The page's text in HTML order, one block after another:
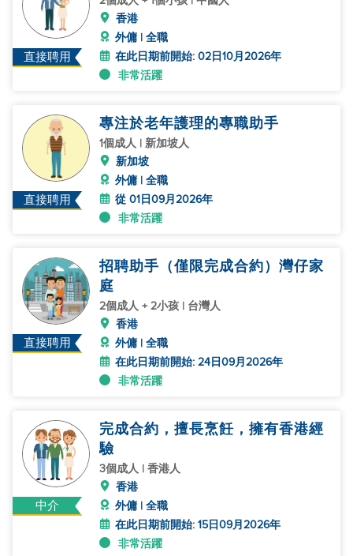
直接聘用
香港
外傭 | 全職
在此日期前開始: 02日10月2026年
非常活躍
直接聘用
專注於老年護理的專職助手
1個成人 | 新加坡人
新加坡
外傭 | 全職
從 01日09月2026年
非常活躍
直接聘用
招聘助手（僅限完成合約）灣仔家
庭
2個成人 + 2小孩 | 台灣人
香港
外傭 | 全職
在此日期前開始: 24日09月2026年
非常活躍
中介
完成合約，擅長烹飪，擁有香港經
驗
3個成人 | 香港人
香港
外傭 | 全職
在此日期前開始: 15日09月2026年
非常活躍